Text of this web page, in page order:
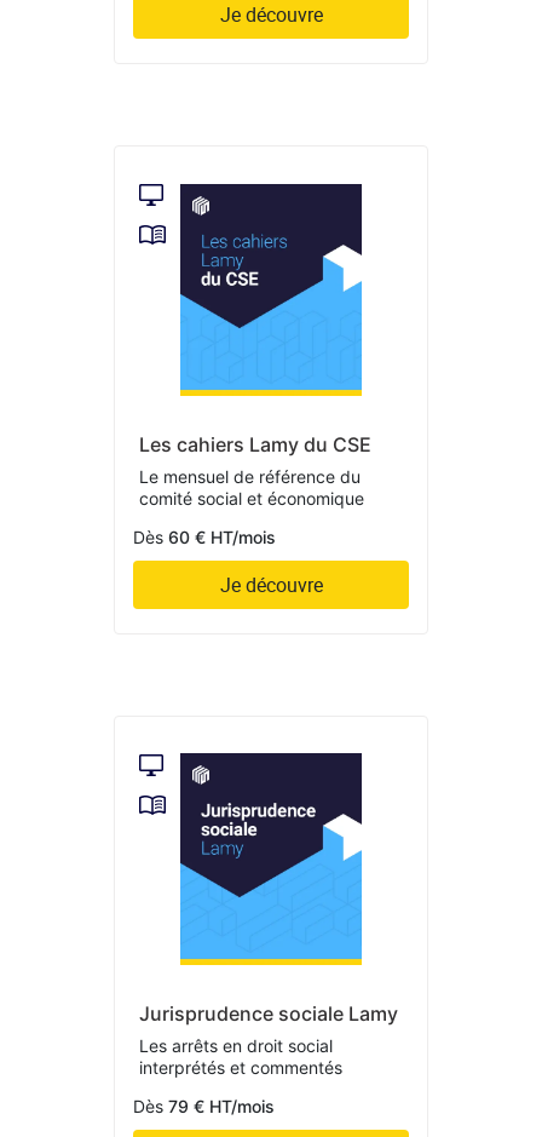
Je découvre
Les cahiers Lamy du CSE
Le mensuel de référence du
comité social et économique
Dès 60 € HT/mois
Je découvre
Jurisprudence sociale Lamy
Les arrêts en droit social
interprétés et commentés
Dès 79 € HT/mois